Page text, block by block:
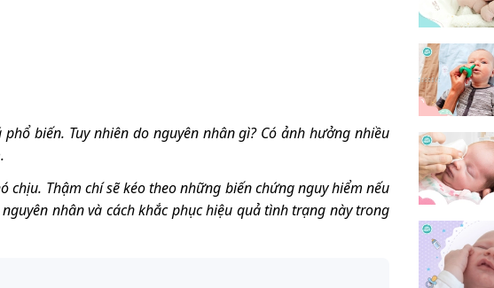
biến. Tuy nhiên do nguyên nhân gì? Có ảnh hưởng nhiều
Thậm chí sẽ kéo theo những biến chứng nguy hiểm nếu
nhân và cách khắc phục hiệu quả tình trạng này trong